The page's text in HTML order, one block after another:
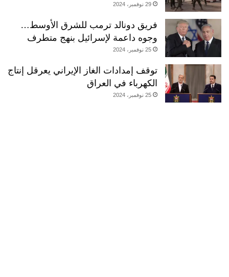
29 نوفمبر، 2024
فريق دونالد ترمب للشرق الأوسط…
وجوه داعمة لإسرائيل بنهج متطرف
25 نوفمبر، 2024
توقف إمدادات الغاز الإيراني يعرقل إنتاج
الكهرباء في العراق
25 نوفمبر، 2024